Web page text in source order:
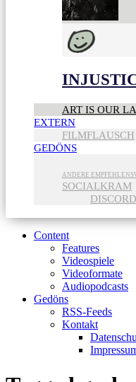
ART IS OUR
EXTERN
FILMFLAUSCH
GEDÖNS
ANDERE
SOCIALKRAM
DISCORD
Content
Features
Videospiele
Videoformate
Audiopodcasts
Gedöns
RSS-Feeds
Kontakt